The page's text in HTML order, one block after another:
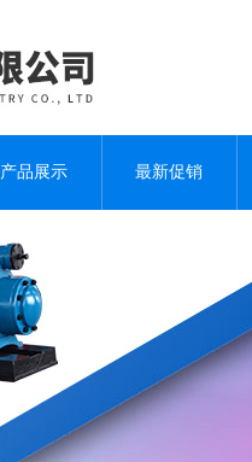
产品展示 最新促销